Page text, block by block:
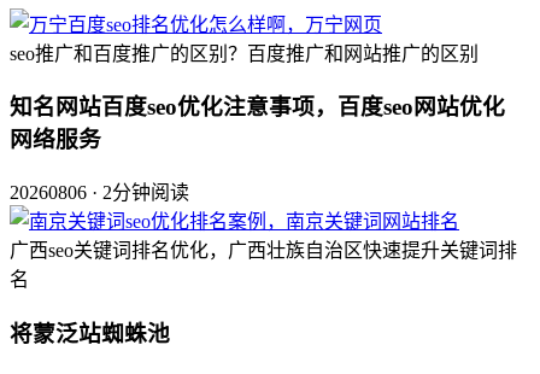
seo推广和百度推广的区别？百度推广和网站推广的区别
知名网站百度seo优化注意事项，百度seo网站优化
网络服务
20260806 · 2分钟阅读
广西seo关键词排名优化，广西壮族自治区快速提升关键词排
名
将蒙泛站蜘蛛池